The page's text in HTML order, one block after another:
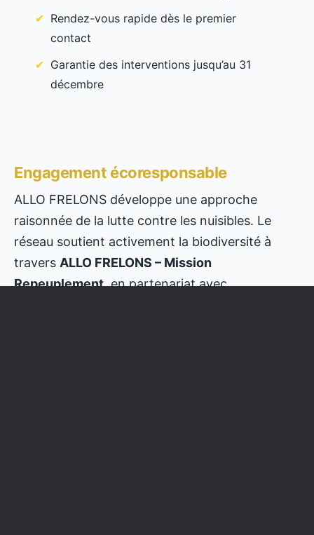
Rendez-vous rapide dès le premier
contact
Garantie des interventions jusqu’au 31
décembre
Engagement écoresponsable
ALLO FRELONS développe une approche
raisonnée de la lutte contre les nuisibles. Le
réseau soutient activement la biodiversité à
travers ALLO FRELONS – Mission
Repeuplement, en partenariat avec